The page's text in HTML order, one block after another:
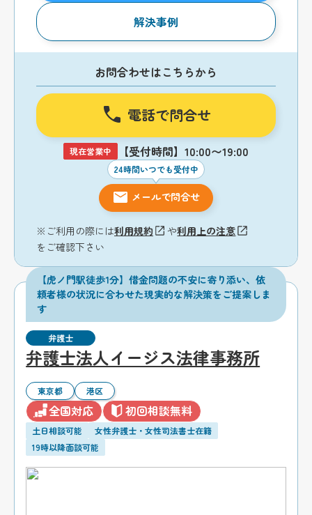
解決事例
お問合わせはこちらから
電話で問合せ
現在営業中 【受付時間】10:00〜19:00
24時間いつでも受付中
メールで問合せ
※ご利用の際には利用規約 や利用上の注意
をご確認下さい
【虎ノ門駅徒歩1分】借金問題の不安に寄り添い、依
頼者様の状況に合わせた現実的な解決策をご提案しま
す
弁護士
弁護士法人イージス法律事務所
東京都 港区
全国対応 初回相談無料
土日相談可能
女性弁護士・女性司法書士在籍
19時以降面談可能